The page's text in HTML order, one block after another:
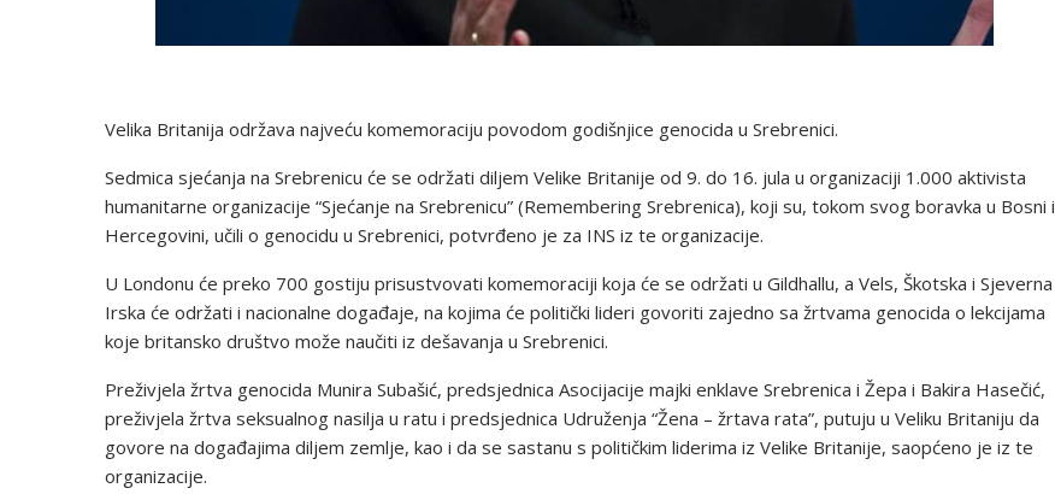
Velika Britanija održava najveću komemoraciju povodom godišnjice genocida u Srebrenici.
Sedmica sjećanja na Srebrenicu će se održati diljem Velike Britanije od 9. do 16. jula u organizaciji 1.000 aktivista
humanitarne organizacije “Sjećanje na Srebrenicu” (Remembering Srebrenica), koji su, tokom svog boravka u Bosni i
Hercegovini, učili o genocidu u Srebrenici, potvrđeno je za INS iz te organizacije.
U Londonu će preko 700 gostiju prisustvovati komemoraciji koja će se održati u Gildhallu, a Vels, Škotska i Sjeverna
Irska će održati i nacionalne događaje, na kojima će politički lideri govoriti zajedno sa žrtvama genocida o lekcijama
koje britansko društvo može naučiti iz dešavanja u Srebrenici.
Preživjela žrtva genocida Munira Subašić, predsjednica Asocijacije majki enklave Srebrenica i Žepa i Bakira Hasečić,
preživjela žrtva seksualnog nasilja u ratu i predsjednica Udruženja “Žena – žrtava rata”, putuju u Veliku Britaniju da
govore na događajima diljem zemlje, kao i da se sastanu s političkim liderima iz Velike Britanije, saopćeno je iz te
organizacije.